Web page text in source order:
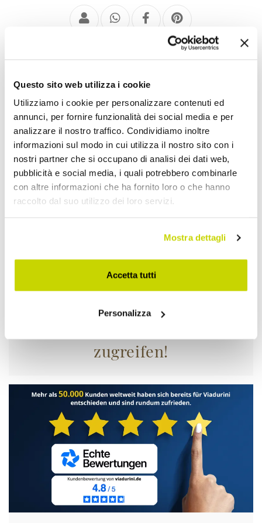
Questo sito web utilizza i cookie
Utilizziamo i cookie per personalizzare contenuti ed
annunci, per fornire funzionalità dei social media e per
analizzare il nostro traffico. Condividiamo inoltre
informazioni sul modo in cui utilizza il nostro sito con i
nostri partner che si occupano di analisi dei dati web,
pubblicità e social media, i quali potrebbero combinarle
con altre informazioni che ha fornito loro o che hanno
raccolto dal suo utilizzo dei loro servizi.
Mostra dettagli
Accetta tutti
Personalizza
Nur für kurze Zeit! Jetzt
zugreifen!